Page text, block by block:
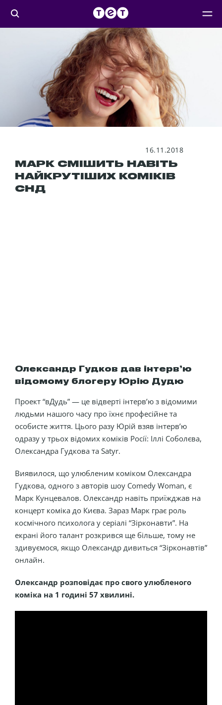
16.11.2018
МАРК СМІШИТЬ НАВІТЬ
НАЙКРУТІШИХ КОМІКІВ
СНД
Олександр Гудков дав інтерв’ю
відомому блогеру Юрію Дудю
Проект “вДудь” — це відверті інтерв’ю з відомими
людьми нашого часу про їхнє професійне та
особисте життя. Цього разу Юрій взяв інтерв’ю
одразу у трьох відомих коміків Росії: Іллі Соболєва,
Олександра Гудкова та Satyr.
Виявилося, що улюбленим коміком Олександра
Гудкова, одного з авторів шоу Comedy Woman, є
Марк Кунцевалов. Олександр навіть приїжджав на
концерт коміка до Києва. Зараз Марк грає роль
космічного психолога у серіалі “Зірконавти”. На
екрані його талант розкрився ще більше, тому не
здивуємося, якщо Олександр дивиться “Зірконавтів”
онлайн.
Олександр розповідає про свого улюбленого
коміка на 1 годині 57 хвилині.